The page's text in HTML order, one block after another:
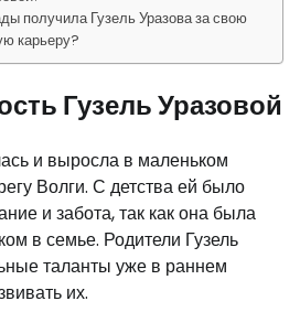
получила Гузель Уразова за свою
карьеру?
Гузель Уразовой
и выросла в маленьком
Волги. С детства ей было
и забота, так как она была
в семье. Родители Гузель
таланты уже в раннем
их.